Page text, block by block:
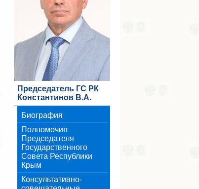
Председатель ГС РК
Константинов В.А.
Биография
Полномочия
Председателя
Государственного
Совета Республики
Крым
Консультативно-